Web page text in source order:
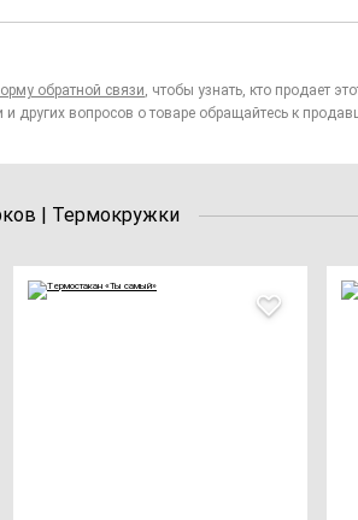
обратной связи, чтобы узнать, кто продает
других вопросов о товаре обращайтесь к
| Термокружки